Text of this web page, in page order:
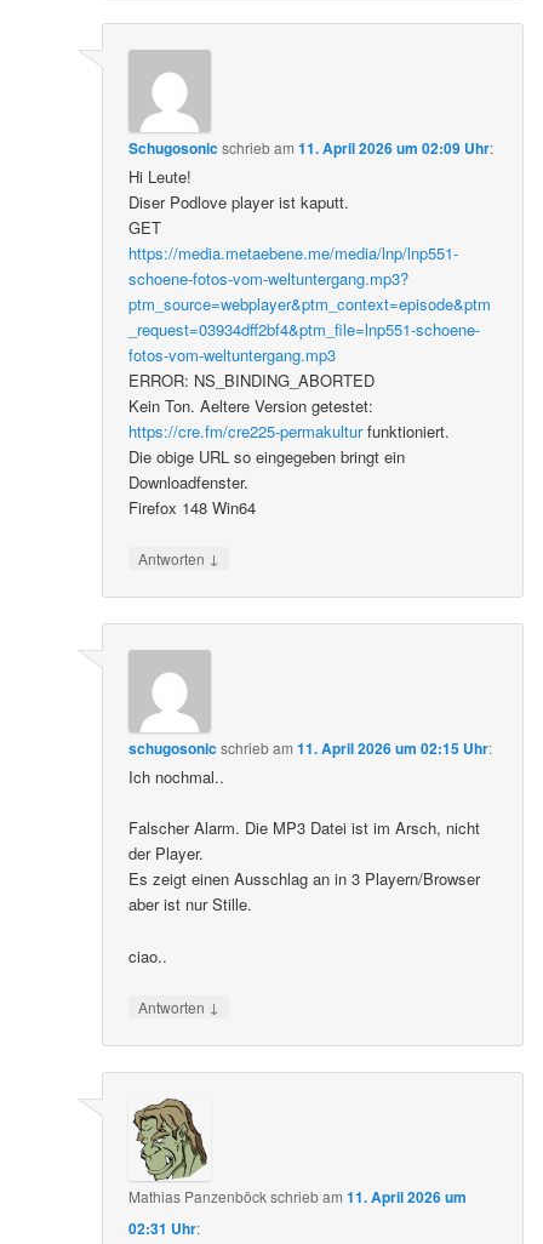
Schugosonicschriebam11. April 2026 um 02:09 Uhr:
Hi Leute!
Diser Podlove player ist kaputt.
GET
https://media.metaebene.me/media/lnp/lnp551-
schoene-fotos-vom-weltuntergang.mp3?
ptm_source=webplayer&ptm_context=episode&ptm
_request=03934dff2bf4&ptm_file=lnp551-schoene-
fotos-vom-weltuntergang.mp3
ERROR: NS_BINDING_ABORTED
Kein Ton. Aeltere Version getestet:
https://cre.fm/cre225-permakulturfunktioniert.
Die obige URL so eingegeben bringt ein
Downloadfenster.
Firefox 148 Win64
Antworten ↓
schugosonicschriebam11. April 2026 um 02:15 Uhr:
Ich nochmal..
Falscher Alarm. Die MP3 Datei ist im Arsch, nicht
der Player.
Es zeigt einen Ausschlag an in 3 Playern/Browser
aber ist nur Stille.
ciao..
Antworten ↓
Mathias Panzenböckschriebam11. April 2026 um
02:31 Uhr: